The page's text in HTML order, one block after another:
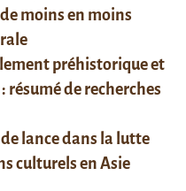
moins en moins
préhistorique et
résumé de recherches
lance dans la lutte
culturels en Asie